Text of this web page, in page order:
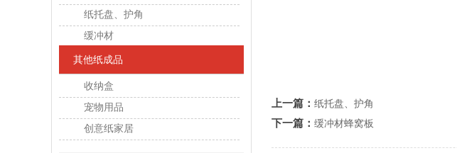
纸托盘、护角
缓冲材
其他纸成品
收纳盒
宠物用品
创意纸家居
上一篇： 纸托盘、护角
下一篇： 缓冲材蜂窝板